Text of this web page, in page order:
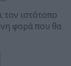
τον ιστότοπο
φορά που θα